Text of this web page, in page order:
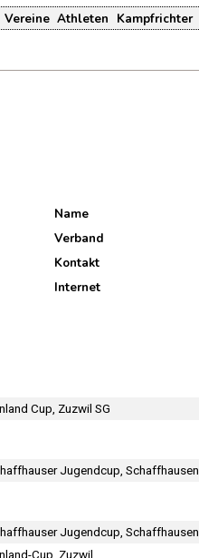
Vereine Athleten Kampfrichter
Name
Verband
Kontakt
Internet
Cup, Zuzwil SG
Jugendcup, Schaffhausen
Jugendcup, Schaffhausen
Cup, Zuzwil